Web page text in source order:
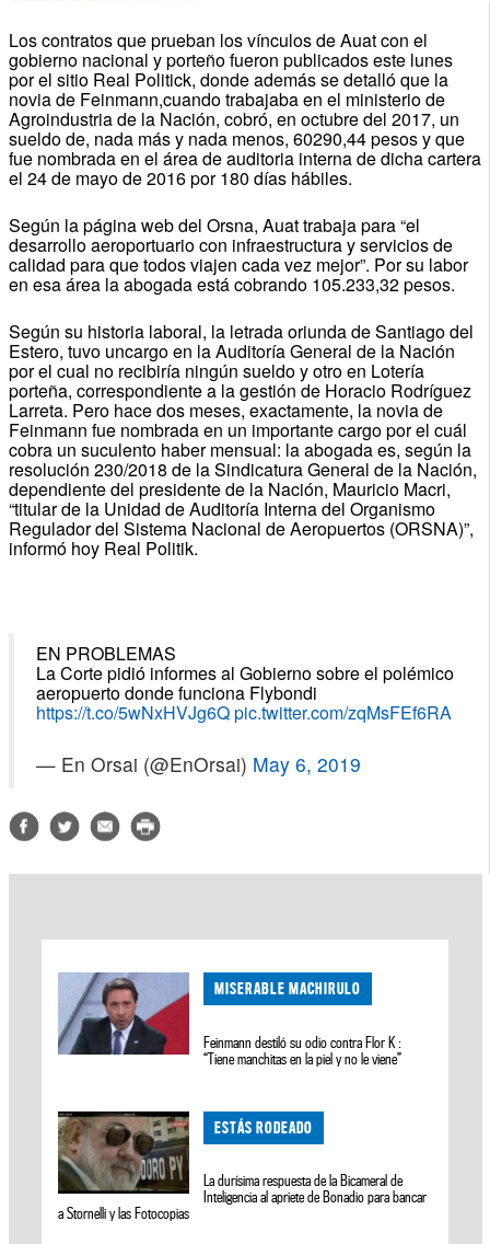
Los contratos que prueban los vínculos de Auat con el
gobierno nacional y porteño fueron publicados este lunes
por el sitio Real Politick, donde además se detalló que la
novia de Feinmann,cuando trabajaba en el ministerio de
Agroindustria de la Nación, cobró, en octubre del 2017, un
sueldo de, nada más y nada menos, 60290,44 pesos y que
fue nombrada en el área de auditoria interna de dicha cartera
el 24 de mayo de 2016 por 180 días hábiles.
Según la página web del Orsna, Auat trabaja para “el
desarrollo aeroportuario con infraestructura y servicios de
calidad para que todos viajen cada vez mejor”. Por su labor
en esa área la abogada está cobrando 105.233,32 pesos.
Según su historia laboral, la letrada oriunda de Santiago del
Estero, tuvo uncargo en la Auditoría General de la Nación
por el cual no recibiría ningún sueldo y otro en Lotería
porteña, correspondiente a la gestión de Horacio Rodríguez
Larreta. Pero hace dos meses, exactamente, la novia de
Feinmann fue nombrada en un importante cargo por el cuál
cobra un suculento haber mensual: la abogada es, según la
resolución 230/2018 de la Sindicatura General de la Nación,
dependiente del presidente de la Nación, Mauricio Macri,
“titular de la Unidad de Auditoría Interna del Organismo
Regulador del Sistema Nacional de Aeropuertos (ORSNA)”,
informó hoy Real Politik.
EN PROBLEMAS
La Corte pidió informes al Gobierno sobre el polémico
aeropuerto donde funciona Flybondi
https://t.co/5wNxHVJg6Qpic.twitter.com/zqMsFEf6RA
— En Orsai (@EnOrsai) May 6, 2019
MISERABLE MACHIRULO
Feinmann destiló su odio contra Flor K :
“Tiene manchitas en la piel y no le viene”
ESTÁS RODEADO
La durísima respuesta de la Bicameral de
Inteligencia al apriete de Bonadio para bancar
a Stornelli y las Fotocopias